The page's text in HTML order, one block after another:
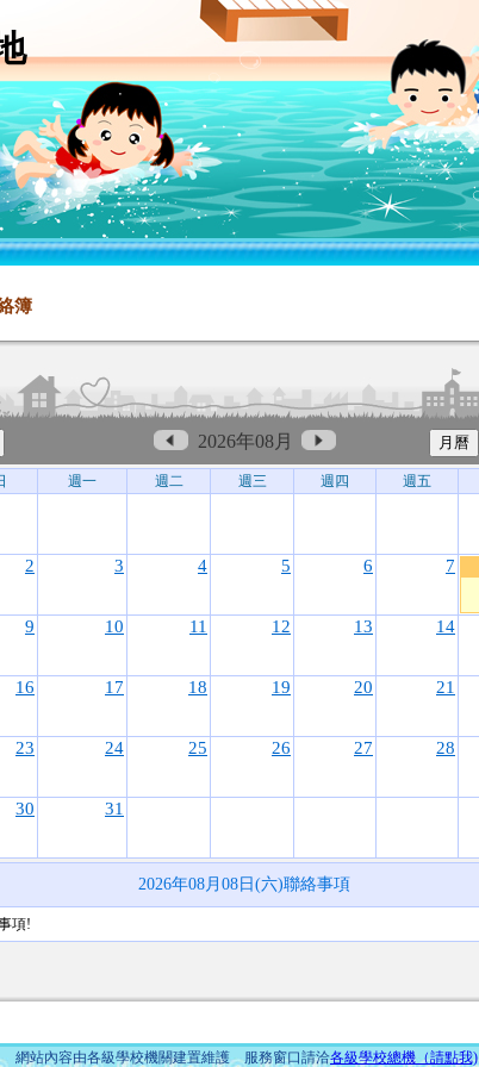
簿
2026年08月
週一 週二 週三 週四 週五
2 3 4 5 6 7
9 10 11 12 13 14
16 17 18 19 20 21
23 24 25 26 27 28
30 31
2026年08月08日(六)聯絡事項
項!
網站內容由各級學校機關建置維護 服務窗口請洽各級學校總機（請點我)